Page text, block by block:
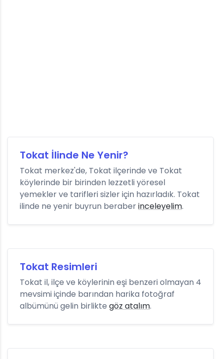
Tokat İlinde Ne Yenir?
Tokat merkez'de, Tokat ilçerinde ve Tokat
köylerinde bir birinden lezzetli yöresel
yemekler ve tarifleri sizler için hazırladık. Tokat
ilinde ne yenir buyrun beraberinceleyelim.
Tokat Resimleri
Tokat il, ilçe ve köylerinin eşi benzeri olmayan 4
mevsimi içinde barından harika fotoğraf
albümünü gelin birlikte göz atalım.